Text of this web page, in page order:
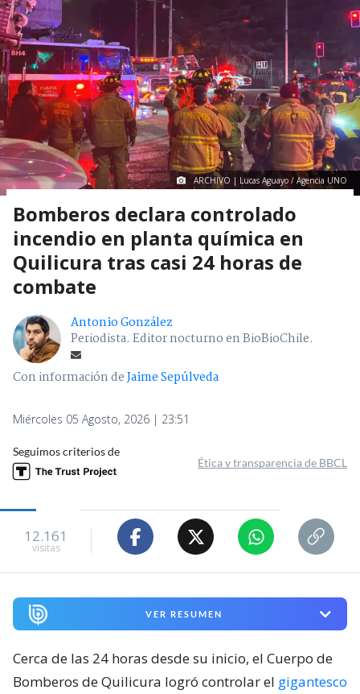
ARCHIVO | Lucas Aguayo / Agencia UNO
Bomberos declara controlado
incendio en planta química en
Quilicura tras casi 24 horas de
combate
Antonio González
Periodista. Editor nocturno en BioBioChile.
Con información deJaime Sepúlveda
Miércoles 05 Agosto, 2026 | 23:51
Seguimos criterios de
Ética y transparencia de BBCL
12.161
visitas
VER RESUMEN
Cerca de las 24 horas desde su inicio, el Cuerpo de
Bomberos de Quilicura logró controlar el gigantesco